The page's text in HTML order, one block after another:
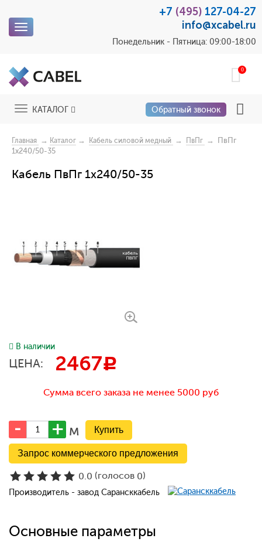
Toggle
+7 (495) 127-04-27
info@xcabel.ru
Понедельник - Пятница: 09:00-18:00
0
ToggleКАТАЛОГ Обратный звонок
Главная → Каталог → Кабель силовой медный → ПвПг → ПвПг
1x240/50-35
Кабель ПвПг 1x240/50-35
В наличии
ЦЕНА: 2467c
Сумма всего заказа не менее 5000 руб
м
Запрос коммерческого предложения
0.0 (голосов 0)
Производитель - завод Сарансккабель
Основные параметры